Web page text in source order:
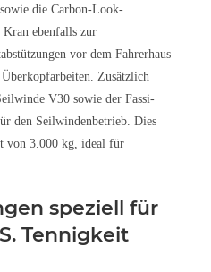
die Carbon-Look-
Kran ebenfalls zur
vor dem Fahrerhaus
Zusätzlich
V30 sowie der Fassi-
den Seilwindenbetrieb. Dies
von 3.000 kg, ideal für
speziell für
Tennigkeit